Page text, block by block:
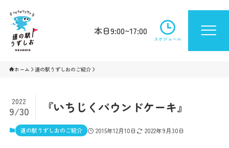
本日9:00~17:00
スケジュール
ホーム 道の駅うずしおのご紹介
『いちじくパウンドケーキ』
2022
9/30
道の駅うずしおのご紹介 2015年12月10日 2022年9月30日